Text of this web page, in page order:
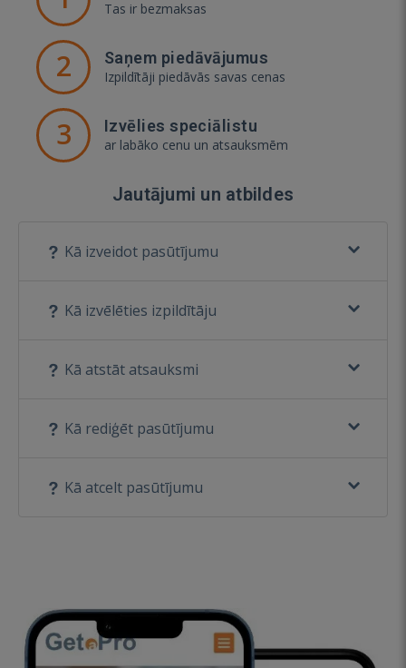
Tas ir bezmaksas
2 Saņem piedāvājumus
Izpildītāji piedāvās savas cenas
3 Izvēlies speciālistu
ar labāko cenu un atsauksmēm
Jautājumi un atbildes
Kā izveidot pasūtījumu
Kā izvēlēties izpildītāju
Kā atstāt atsauksmi
Kā rediģēt pasūtījumu
Kā atcelt pasūtījumu